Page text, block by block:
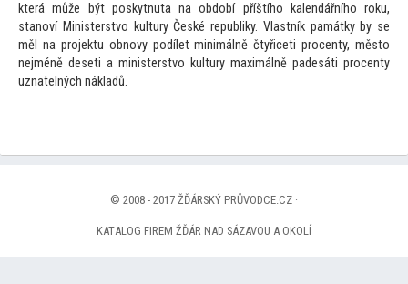
která může být poskytnuta na období příštího kalendářního roku,
stanoví Ministerstvo kultury České republiky. Vlastník památky by se
měl na projektu obnovy podílet minimálně čtyřiceti procenty, město
nejméně deseti a ministerstvo kultury maximálně padesáti procenty
uznatelných nákladů.
© 2008 - 2017 ŽĎÁRSKÝ PRŮVODCE.CZ ·
KATALOG FIREM ŽĎÁR NAD SÁZAVOU A OKOLÍ